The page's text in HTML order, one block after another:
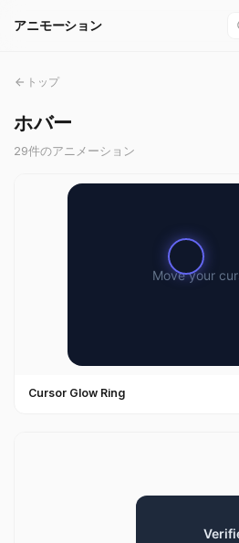
アニモーション
トップ
ホバー
29件のアニメーション
Cursor Glow Ring